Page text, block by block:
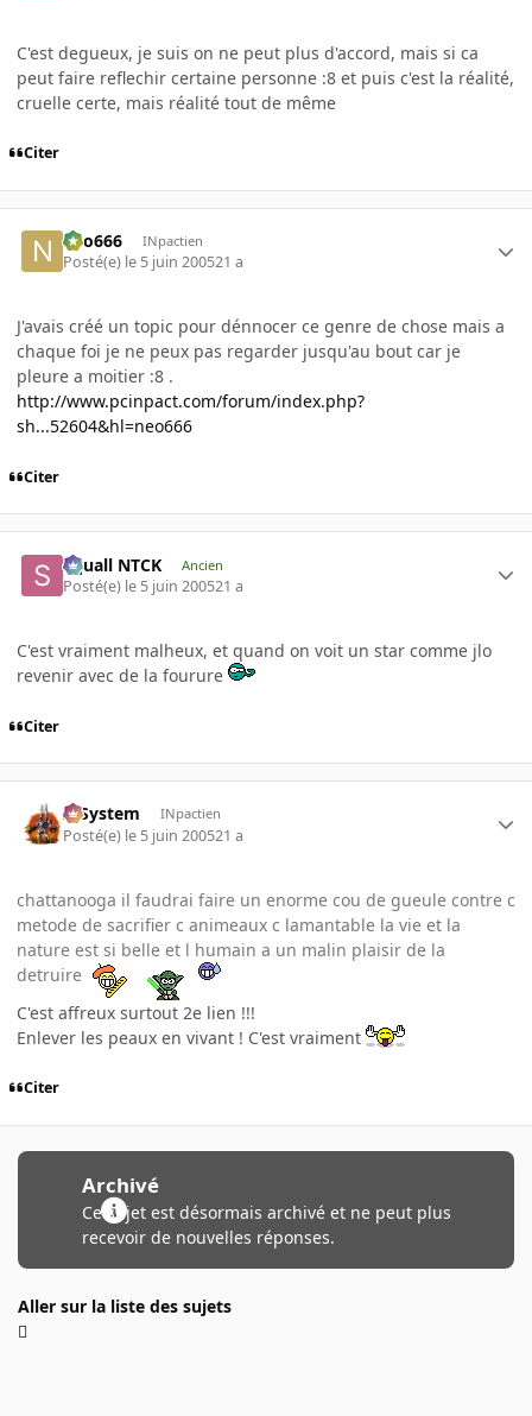
C'est degueux, je suis on ne peut plus d'accord, mais si ca
peut faire reflechir certaine personne :8 et puis c'est la réalité,
cruelle certe, mais réalité tout de même
Citer
neo666 INpactien
Posté(e) le 5 juin 200521 a
J'avais créé un topic pour dénnocer ce genre de chose mais a
chaque foi je ne peux pas regarder jusqu'au bout car je
pleure a moitier :8 .
http://www.pcinpact.com/forum/index.php?
sh...52604&hl=neo666
Citer
Squall NTCK Ancien
Posté(e) le 5 juin 200521 a
C'est vraiment malheux, et quand on voit un star comme jlo
revenir avec de la fourure
Citer
X-System INpactien
Posté(e) le 5 juin 200521 a
chattanooga il faudrai faire un enorme cou de gueule contre c
metode de sacrifier c animeaux c lamantable la vie et la
nature est si belle et l humain a un malin plaisir de la
detruire
C'est affreux surtout 2e lien !!!
Enlever les peaux en vivant ! C'est vraiment
Citer
Archivé
Ce sujet est désormais archivé et ne peut plus
recevoir de nouvelles réponses.
Aller sur la liste des sujets